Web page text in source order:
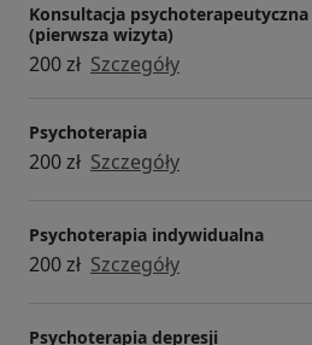
Konsultacja psychoterapeutyczna
(pierwsza wizyta)
200 zł Szczegóły
Psychoterapia
200 zł Szczegóły
Psychoterapia indywidualna
200 zł Szczegóły
Psychoterapia depresji